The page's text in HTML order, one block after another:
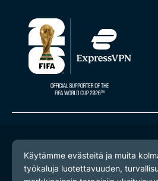
© 2026 ExpressVPN. Kaikki oikeudet
Yksityisyyskäytäntö
Palveluehdot